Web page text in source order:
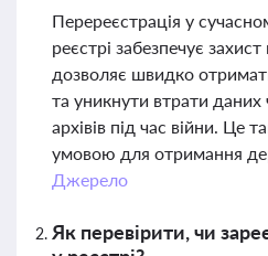
Перереєстрація у
реєстрі забезпечує
дозволяє швидко
та уникнути втрати
архівів під час війни. Це
умовою для отримання
Джерело
Як перевірити, чи